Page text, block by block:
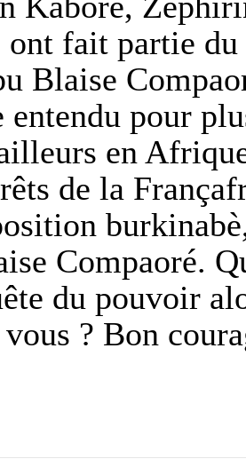
ont fait partie
Blaise
entendu pour
en
de la
Compaoré.
du pouvoir
? Bon